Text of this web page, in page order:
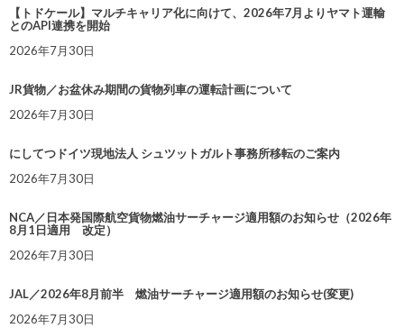
【トドケール】マルチキャリア化に向けて、2026年7月よりヤマト運輸
とのAPI連携を開始
2026年7月30日
JR貨物／お盆休み期間の貨物列車の運転計画について
2026年7月30日
にしてつドイツ現地法人 シュツットガルト事務所移転のご案内
2026年7月30日
NCA／日本発国際航空貨物燃油サーチャージ適用額のお知らせ（2026年
8月1日適用 改定）
2026年7月30日
JAL／2026年8月前半 燃油サーチャージ適用額のお知らせ(変更)
2026年7月30日